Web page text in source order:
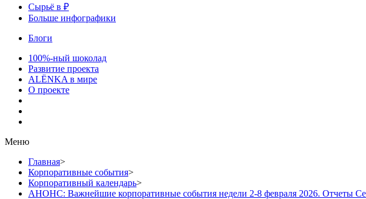
Сырьё в ₽
Больше инфографики
Блоги
100%-ный шоколад
Развитие проекта
ALЁNKA в мире
О проекте
Меню
Главная>
Корпоративные события>
Корпоративный календарь>
АНОНС: Важнейшие корпоративные события недели 2-8 февраля 2026. Отчеты